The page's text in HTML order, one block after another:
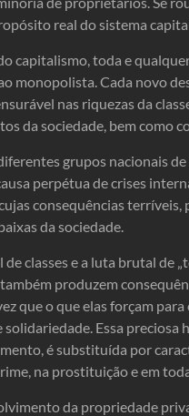
real do sistema
capitalismo, toda e
monopolista. Cada novo
nas riquezas da
da sociedade, bem como
grupos nacionais
perpétua de crises
consequências
da sociedade.
de classes e a luta brutal de
produzem
que o que elas forçam
Essa preciosa
é substituída por
na prostituição e em
da propriedade